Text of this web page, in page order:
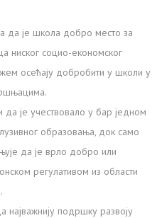
да је школа добро место за
ниског социо-економског
осећају добробити у школи у
да је учествовало у бар једном
образовања, док само
да је врло добро или
регулативом из области
најважнију подршку развоју